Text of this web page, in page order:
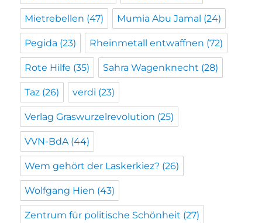
Mietrebellen (47) Mumia Abu Jamal (24)
Pegida (23) Rheinmetall entwaffnen (72)
Rote Hilfe (35) Sahra Wagenknecht (28)
Taz (26) verdi (23)
Verlag Graswurzelrevolution (25)
VVN-BdA(44)
Wem gehört der Laskerkiez? (26)
Wolfgang Hien (43)
Zentrum für politische Schönheit (27)